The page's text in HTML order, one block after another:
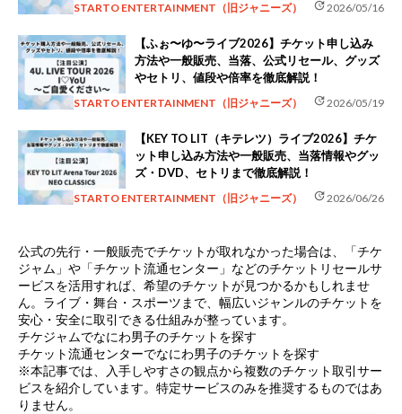
STARTO ENTERTAINMENT（旧ジャニーズ） update2026/05/16
【ふぉ〜ゆ〜ライブ2026】チケット申し込み
方法や一般販売、当落、公式リセール、グッズ
やセトリ、値段や倍率を徹底解説！
STARTO ENTERTAINMENT（旧ジャニーズ） update2026/05/19
【KEY TO LIT（キテレツ）ライブ2026】チケ
ット申し込み方法や一般販売、当落情報やグッ
ズ・DVD、セトリまで徹底解説！
STARTO ENTERTAINMENT（旧ジャニーズ） update2026/06/26
公式の先行・一般販売でチケットが取れなかった場合は、
「チケ
ジャム」や「チケット流通センター」などのチケットリセールサ
ービスを活用すれば、希望のチケットが見つかるかもしれませ
ん。ライブ・舞台・スポーツまで、幅広いジャンルのチケットを
安心・安全に取引できる仕組みが整っています。
チケジャムでなにわ男子のチケットを探す
チケット流通センターでなにわ男子のチケットを探す
※本記事では、入手しやすさの観点から複数のチケット取引サー
ビスを紹介しています。特定サービスのみを推奨するものではあ
りません。